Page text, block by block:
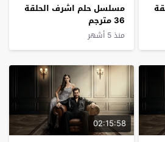
مسلسل حلم اشرف الحلقة
36 مترجم
منذ 5 أشهر
02:15:58